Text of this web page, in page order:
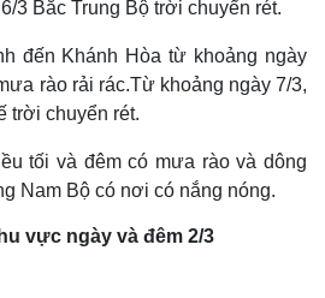
3 Bắc Trung Bộ trời chuyển rét.
đến Khánh Hòa từ khoảng ngày
rào rải rác.Từ khoảng ngày 7/3,
trời chuyển rét.
tối và đêm có mưa rào và dông
Nam Bộ có nơi có nắng nóng.
vực ngày và đêm 2/3